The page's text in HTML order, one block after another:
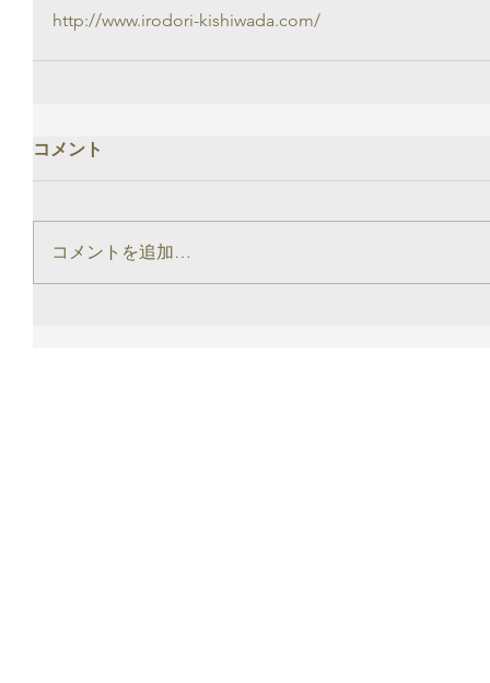
http://www.irodori-kishiwada.com/
コメント
コメントを追加…